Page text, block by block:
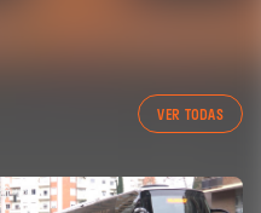
VER TODAS